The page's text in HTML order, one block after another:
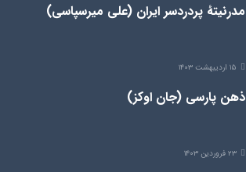
مدرنیتۀ پردردسر ایران (علی میرسپاسی)
۱۵ اردیبهشت ۱۴۰۳
ذهن پارسی (جان اوکز)
۲۳ فروردین ۱۴۰۳